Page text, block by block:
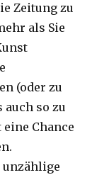
Zeitung zu
als Sie
(oder zu
auch so zu
Chance